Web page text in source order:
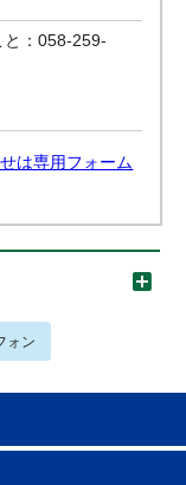
と：058-259-
は専用フォーム
ォン